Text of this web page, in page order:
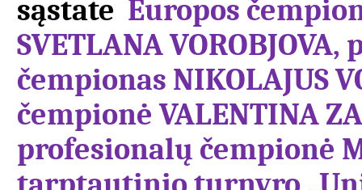
sąstate Europos
SVETLANA
čempionas NIKOLAJUS
čempionė VALENTINA
profesionalų čempionė